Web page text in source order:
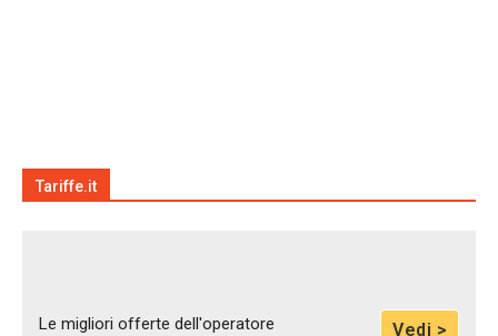
Tariffe.it
Le migliori offerte dell'operatore
Vedi >